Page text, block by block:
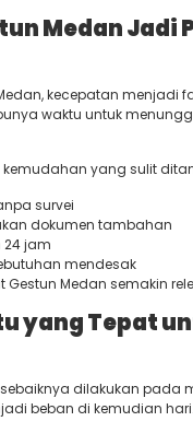
Medan Jadi
kecepatan menjadi
waktu untuk
kemudahan yang sulit
survei
dokumen tambahan
24 jam
mendesak
Medan semakin
yang Tepat
dilakukan pada
beban di kemudian hari.